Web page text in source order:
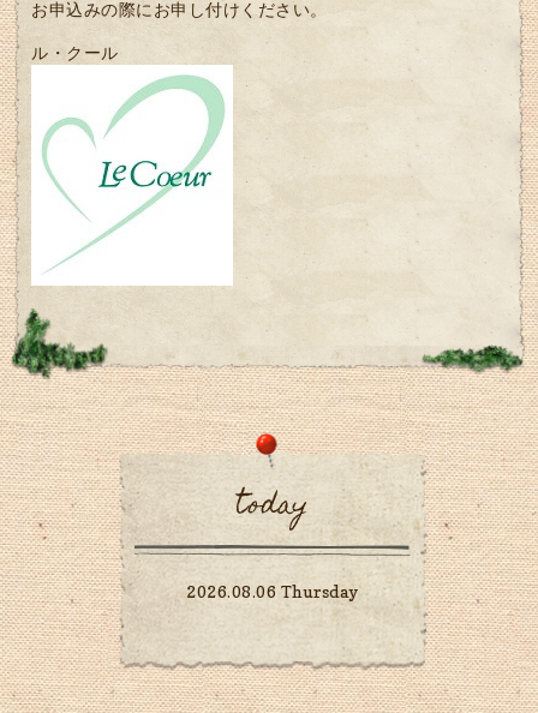
お申込みの際にお申し付けください。
ル・クール
today
2026.08.06 Thursday